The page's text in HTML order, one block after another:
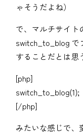
ゃそうだよね）
で、マルチサイト
switch_to_blog で
することだとは思
[php]
switch_to_blog(1);
[/php]
みたいな感じで、